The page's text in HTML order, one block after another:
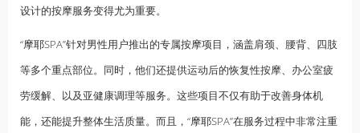
设计的按摩服务变得尤为重要。
“摩耶SPA”针对男性用户推出的专属按摩项目，涵盖肩颈、腰背、四肢
等多个重点部位。同时，他们还提供运动后的恢复性按摩、办公室疲
劳缓解、以及亚健康调理等服务。这些项目不仅有助于改善身体机
能，还能提升整体生活质量。而且，“摩耶SPA”在服务过程中非常注重